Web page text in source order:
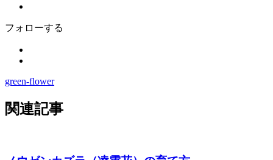
フォローする
green-flower
関連記事